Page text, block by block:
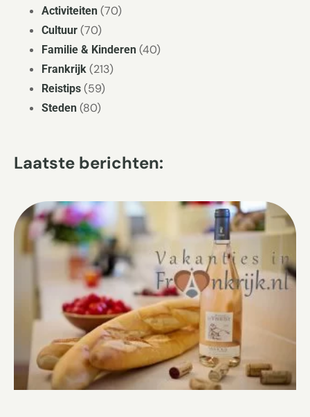
Activiteiten (70)
Cultuur (70)
Familie & Kinderen (40)
Frankrijk (213)
Reistips (59)
Steden (80)
Laatste berichten: